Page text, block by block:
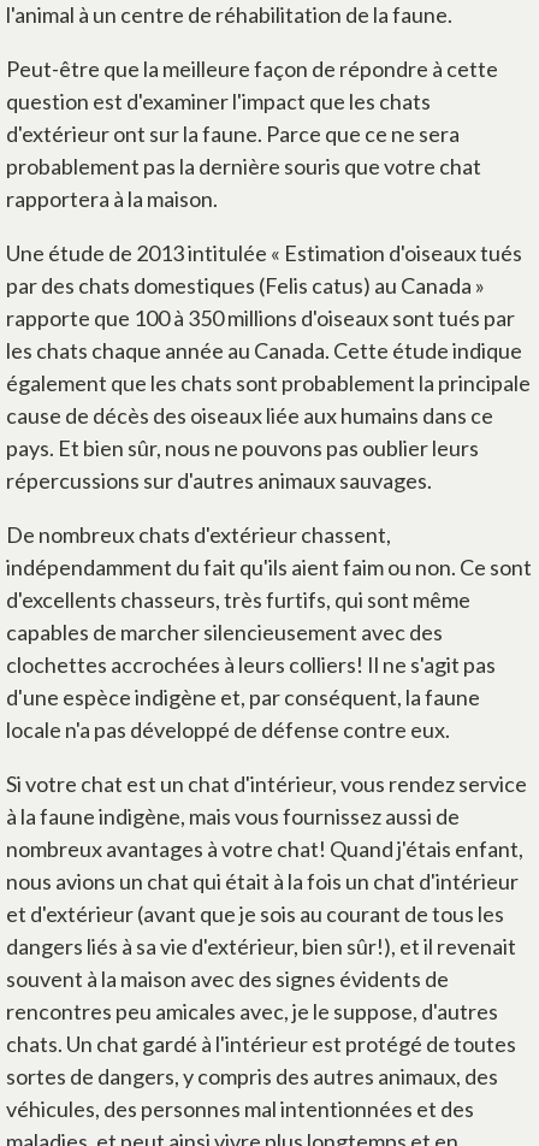
l'animal à un centre de réhabilitation de la faune.
Peut-être que la meilleure façon de répondre à cette
question est d'examiner l'impact que les chats
d'extérieur ont sur la faune. Parce que ce ne sera
probablement pas la dernière souris que votre chat
rapportera à la maison.
Une étude de 2013 intitulée « Estimation d'oiseaux tués
par des chats domestiques (Felis catus) au Canada »
rapporte que 100 à 350 millions d'oiseaux sont tués par
les chats chaque année au Canada. Cette étude indique
également que les chats sont probablement la principale
cause de décès des oiseaux liée aux humains dans ce
pays. Et bien sûr, nous ne pouvons pas oublier leurs
répercussions sur d'autres animaux sauvages.
De nombreux chats d'extérieur chassent,
indépendamment du fait qu'ils aient faim ou non. Ce sont
d'excellents chasseurs, très furtifs, qui sont même
capables de marcher silencieusement avec des
clochettes accrochées à leurs colliers! Il ne s'agit pas
d'une espèce indigène et, par conséquent, la faune
locale n'a pas développé de défense contre eux.
Si votre chat est un chat d'intérieur, vous rendez service
à la faune indigène, mais vous fournissez aussi de
nombreux avantages à votre chat! Quand j'étais enfant,
nous avions un chat qui était à la fois un chat d'intérieur
et d'extérieur (avant que je sois au courant de tous les
dangers liés à sa vie d'extérieur, bien sûr!), et il revenait
souvent à la maison avec des signes évidents de
rencontres peu amicales avec, je le suppose, d'autres
chats. Un chat gardé à l'intérieur est protégé de toutes
sortes de dangers, y compris des autres animaux, des
véhicules, des personnes mal intentionnées et des